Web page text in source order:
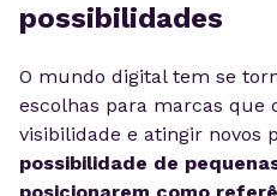
possibilidades
O mundo digital tem se
escolhas para marcas que
visibilidade e atingir novos
possibilidade de